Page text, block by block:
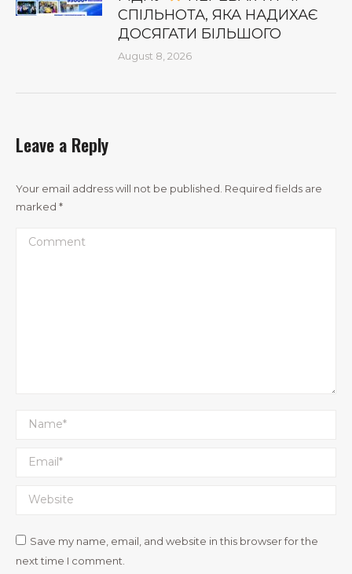
СПІЛЬНОТА, ЯКА НАДИХАЄ
ДОСЯГАТИ БІЛЬШОГО
August 8, 2026
Leave a Reply
Your email address will not be published. Required fields are
marked *
Comment
Name *
Email *
Website
Save my name, email, and website in this browser for the
next time I comment.